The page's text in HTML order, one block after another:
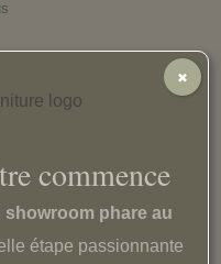
commence
showroom phare au
étape passionnante
✖